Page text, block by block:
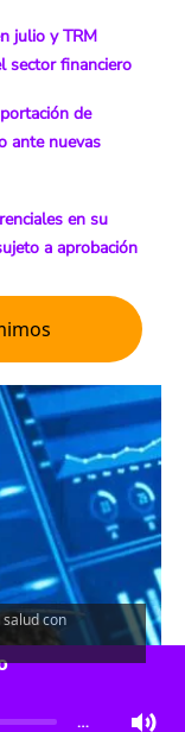
julio y TRM
sector financiero
de
ante nuevas
en su
a aprobación
salud con
…